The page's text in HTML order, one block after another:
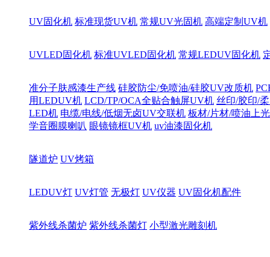
UV固化机 标准现货UV机 常规UV光固机 高端定制UV机
UVLED固化机 标准UVLED固化机 常规LEDUV固化机
准分子肤感漆生产线 硅胶防尘/免喷油/硅胶UV改质机
用LEDUV机 LCD/TP/OCA全贴合触屏UV机 丝印/胶印/
LED机 电缆/电线/低烟无卤UV交联机 板材/片材/喷油上
学音圈膜喇叭 眼镜镜框UV机 uv油漆固化机
隧道炉 UV烤箱
LEDUV灯 UV灯管 无极灯 UV仪器 UV固化机配件
紫外线杀菌炉 紫外线杀菌灯 小型激光雕刻机